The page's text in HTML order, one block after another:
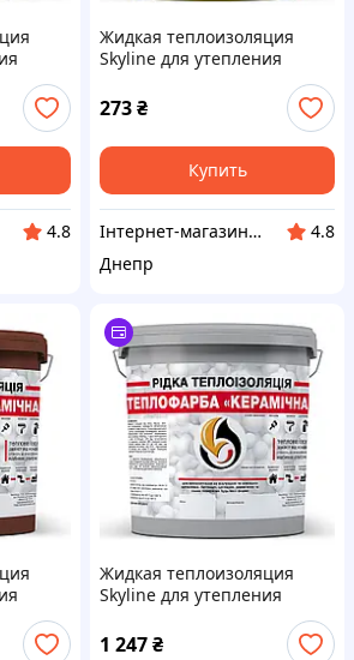
3 л
4.8
Жидкая теплоизоляция
Skyline для утепления
Теплокраска Желтый 1 л
273₴
Купить
Інтернет-магазин "Winner"
4.8
Днепр
1
Жидкая теплоизоляция
Skyline для утепления
Теплокраска Серый 5 л
1 247₴